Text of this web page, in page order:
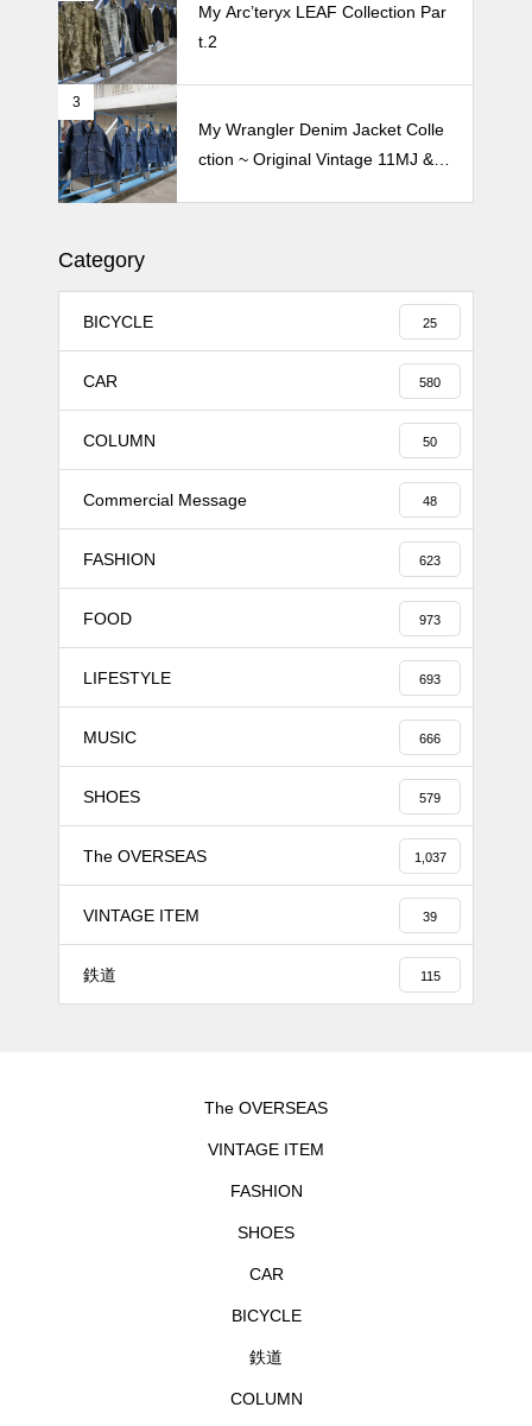
プ 2026
My Arc’teryx LEAF Collection Par
t.2
3
My Wrangler Denim Jacket Colle
ction ~ Original Vintage 11MJ & 1
Category
BICYCLE 25
CAR 580
COLUMN 50
Commercial Message 48
FASHION 623
FOOD 973
LIFESTYLE 693
MUSIC 666
SHOES 579
The OVERSEAS 1,037
VINTAGE ITEM 39
鉄道 115
The OVERSEAS
VINTAGE ITEM
FASHION
SHOES
CAR
BICYCLE
鉄道
COLUMN